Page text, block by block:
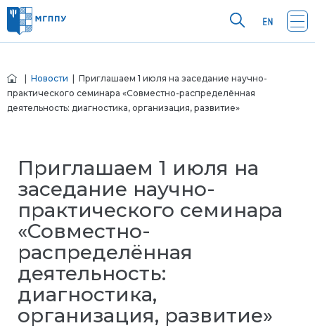
Новости | Приглашаем 1 июля на заседание научно-
практического семинара «Совместно-распределённая
деятельность: диагностика, организация, развитие»
Приглашаем 1 июля на
заседание научно-
практического семинара
«Совместно-
распределённая
деятельность:
диагностика,
организация, развитие»